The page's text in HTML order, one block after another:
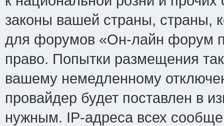
законы вашей страны, страны,
для форумов «Он-лайн форум
право. Попытки размещения
вашему немедленному
провайдер будет поставлен в
нужным. IP-адреса всех